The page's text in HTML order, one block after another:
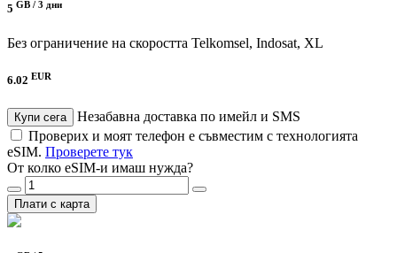
5 GB / 3 дни
Без ограничение на скоростта Telkomsel, Indosat, XL
6.02 EUR
Купи сега
Незабавна доставка по имейл и SMS
Проверих и моят телефон е съвместим с технологията
eSIM. Проверете тук
От колко eSIM-и имаш нужда?
Плати с карта